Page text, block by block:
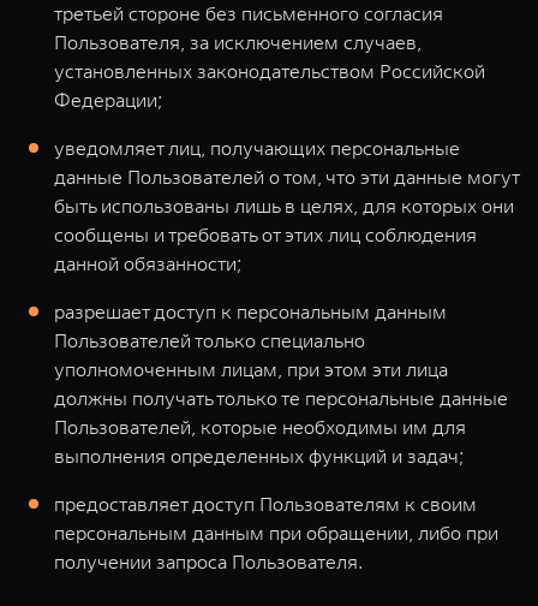
третьей стороне без письменного согласия
Пользователя, за исключением случаев,
установленных законодательством Российской
Федерации;
уведомляет лиц, получающих персональные
данные Пользователей о том, что эти данные могут
быть использованы лишь в целях, для которых они
сообщены и требовать от этих лиц соблюдения
данной обязанности;
разрешает доступ к персональным данным
Пользователей только специально
уполномоченным лицам, при этом эти лица
должны получать только те персональные данные
Пользователей, которые необходимы им для
выполнения определенных функций и задач;
предоставляет доступ Пользователям к своим
персональным данным при обращении, либо при
получении запроса Пользователя.